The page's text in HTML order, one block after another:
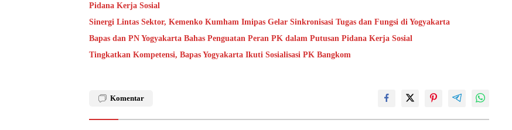
Pidana Kerja Sosial
Sinergi Lintas Sektor, Kemenko Kumham Imipas Gelar Sinkronisasi Tugas dan Fungsi di Yogyakarta
Bapas dan PN Yogyakarta Bahas Penguatan Peran PK dalam Putusan Pidana Kerja Sosial
Tingkatkan Kompetensi, Bapas Yogyakarta Ikuti Sosialisasi PK Bangkom
Komentar